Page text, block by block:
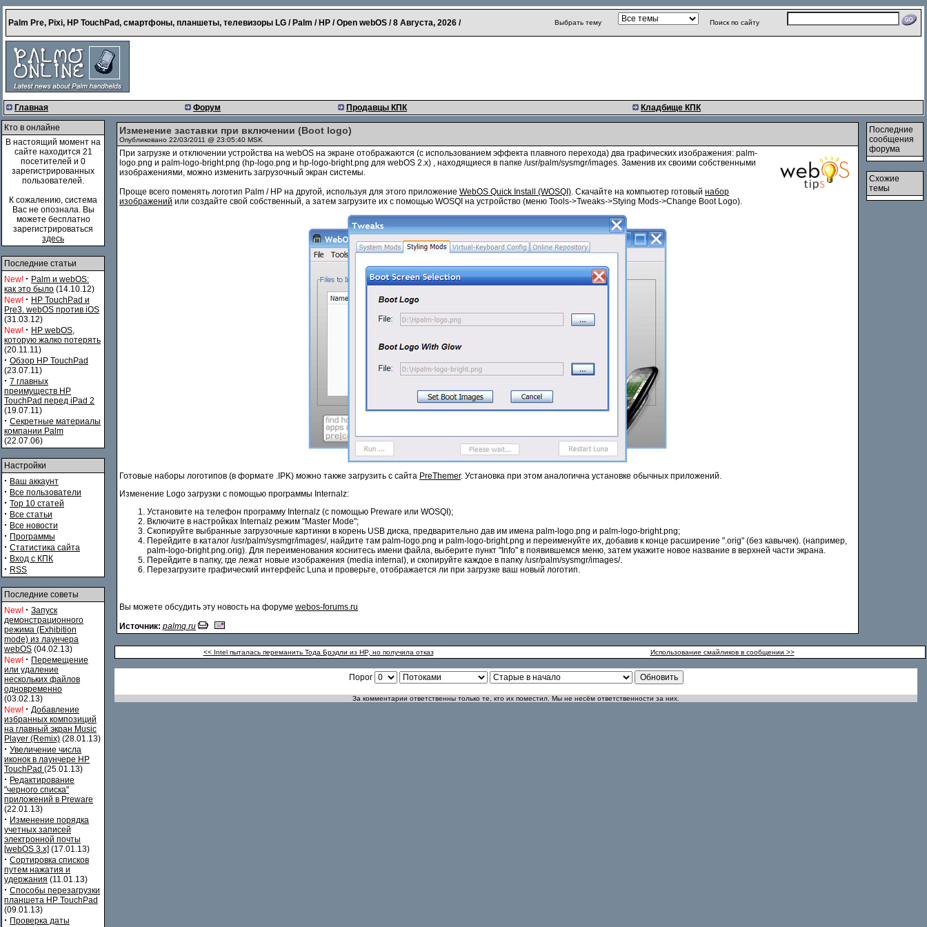
Palm Pre, Pixi, HP TouchPad, смартфоны, планшеты, телевизоры LG / Palm / HP / Open webOS /8 Августа, 2026 / Выбрать тему Поиск по сайту
Главная Форум Продавцы КПК Кладбище КПК
Кто в онлайне
В настоящий момент на
сайте находится 21
посетителей и 0
зарегистрированных
пользователей.
К сожалению, система
Вас не опознала. Вы
можете бесплатно
зарегистрироваться
здесь
Последние статьи
New! · Palm и webOS:
как это было (14.10.12)
New! · HP TouchPad и
Pre3. webOS против iOS
(31.03.12)
New! · HP webOS,
которую жалко потерять
(20.11.11)
· Обзор HP TouchPad
(23.07.11)
· 7 главных
преимуществ HP
TouchPad перед iPad 2
(19.07.11)
· Секретные материалы
компании Palm
(22.07.06)
Настройки
· Ваш аккаунт
· Все пользователи
· Top 10 статей
· Все статьи
· Все новости
· Программы
· Статистика сайта
· Вход с КПК
· RSS
Последние советы
New! · Запуск
демонстрационного
режима (Exhibition
mode) из лаунчера
webOS (04.02.13)
New! · Перемещение
или удаление
нескольких файлов
одновременно
(03.02.13)
New! · Добавление
избранных композиций
на главный экран Music
Player (Remix) (28.01.13)
· Увеличение числа
иконок в лаунчере HP
TouchPad (25.01.13)
· Редактирование
"черного списка"
приложений в Preware
(22.01.13)
· Изменение порядка
учетных записей
электронной почты
[webOS 3.x] (17.01.13)
· Сортировка списков
путем нажатия и
удержания (11.01.13)
· Способы перезагрузки
планшета HP TouchPad
(09.01.13)
· Проверка даты
Изменение заставки при включении (Boot logo)
Опубликовано 22/03/2011 @ 23:05:40 MSK
При загрузке и отключении устройства на webOS на экране отображаются (с использованием эффекта плавного перехода) два графических изображения: palm-
logo.png и palm-logo-bright.png (hp-logo.png и hp-logo-bright.png для webOS 2.x) , находящиеся в папке /usr/palm/sysmgr/images. Заменив их своими собственными
изображениями, можно изменить загрузочный экран системы.
Проще всего поменять логотип Palm / HP на другой, используя для этого приложение WebOS Quick Install (WOSQI). Скачайте на компьютер готовый набор
изображений или создайте свой собственный, а затем загрузите их с помощью WOSQI на устройство (меню Tools->Tweaks->Stying Mods->Change Boot Logo).
Готовые наборы логотипов (в формате .IPK) можно также загрузить с сайта PreThemer. Установка при этом аналогична установке обычных приложений.
Изменение Logo загрузки с помощью программы Internalz:
Установите на телефон программу Internalz (с помощью Preware или WOSQI);
Включите в настройках Internalz режим "Master Mode";
Скопируйте выбранные загрузочные картинки в корень USB диска, предварительно дав им имена palm-logo.png и palm-logo-bright.png;
Перейдите в каталог /usr/palm/sysmgr/images/, найдите там palm-logo.png и palm-logo-bright.png и переименуйте их, добавив к конце расширение ".orig" (без кавычек). (например,
palm-logo-bright.png.orig). Для переименования коснитесь имени файла, выберите пункт "Info" в появившемся меню, затем укажите новое название в верхней части экрана.
Перейдите в папку, где лежат новые изображения (media internal), и скопируйте каждое в папку /usr/palm/sysmgr/images/.
Перезагрузите графический интерфейс Luna и проверьте, отображается ли при загрузке ваш новый логотип.
Вы можете обсудить эту новость на форуме webos-forums.ru
Источник: palmq.ru
Последние
сообщения
форума
Схожие
темы
<< Intel пыталась переманить Тода Брэдли из HP, но получила отказ Использование смайликов в сообщении >>
Порог
За комментарии ответственны только те, кто их поместил. Мы не несём ответственности за них.